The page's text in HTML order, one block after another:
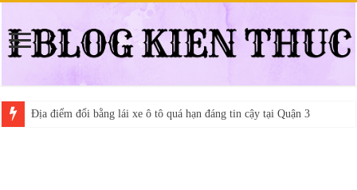
Địa điểm đổi bằng lái xe ô tô quá hạn đáng tin cậy tại Quận 3